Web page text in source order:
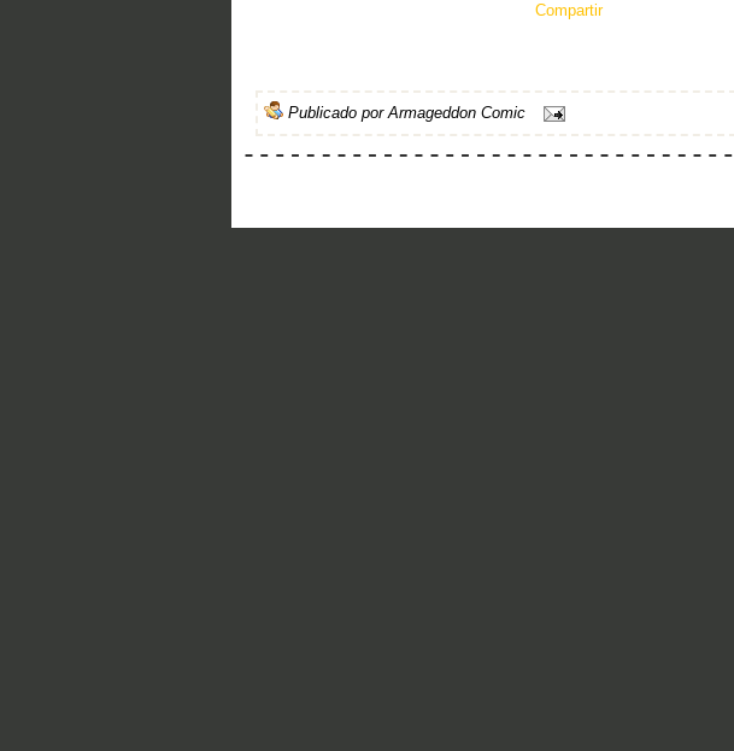
Compartir
Publicado porArmageddon Comic